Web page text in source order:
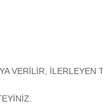
VERİLİR, İLERLEYEN